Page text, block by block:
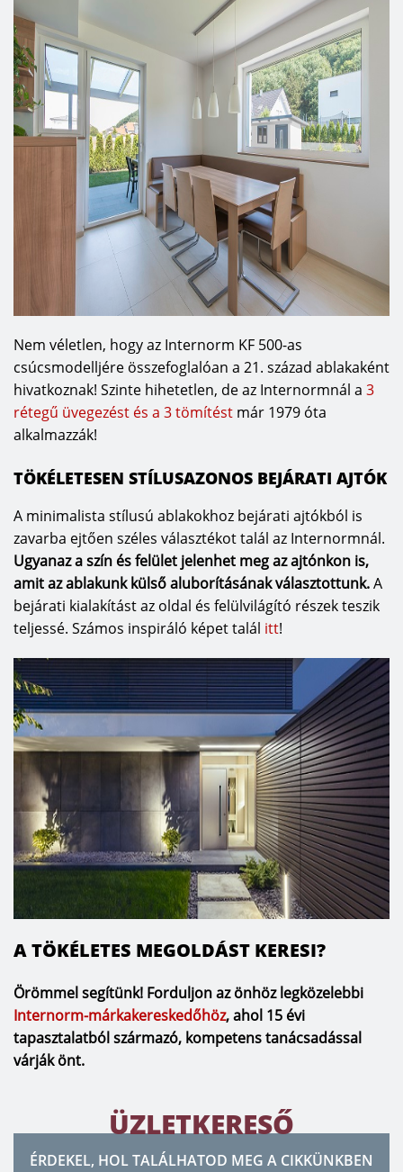
Nem véletlen, hogy az Internorm KF 500-as
csúcsmodelljére összefoglalóan a 21. század ablakaként
hivatkoznak! Szinte hihetetlen, de az Internormnál a 3
rétegű üvegezést és a 3 tömítést már 1979 óta
alkalmazzák!
TÖKÉLETESEN STÍLUSAZONOS BEJÁRATI AJTÓK
A minimalista stílusú ablakokhoz bejárati ajtókból is
zavarba ejtően széles választékot talál az Internormnál.
Ugyanaz a szín és felület jelenhet meg az ajtónkon is,
amit az ablakunk külső aluborításának választottunk.A
bejárati kialakítást az oldal és felülvilágító részek teszik
teljessé. Számos inspiráló képet talál itt!
A TÖKÉLETES MEGOLDÁST KERESI?
Örömmel segítünk! Forduljon az önhöz legközelebbi
Internorm-márkakereskedőhöz, ahol 15 évi
tapasztalatból származó, kompetens tanácsadással
várják önt.
ÜZLETKERESŐ
ÉRDEKEL, HOL TALÁLHATOD MEG A CIKKÜNKBEN